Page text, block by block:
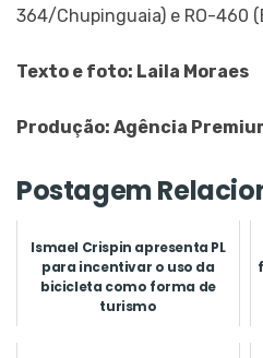
364/Chupinguaia) e RO-460
Texto e foto: Laila Moraes
Produção: Agência
Postagem
Ismael Crispin apresenta PL
para incentivar o uso da
bicicleta como forma de
turismo